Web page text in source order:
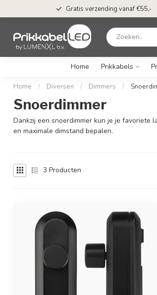
Gratis verzending vanaf €55,-
Home Prikkabels
Home / Diversen / Dimmers /
Snoerdimmer
Dankzij een snoerdimmer kun je je favoriete
en maximale dimstand bepalen.
3 Producten